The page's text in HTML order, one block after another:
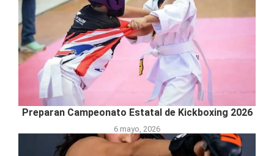
Preparan Campeonato Estatal de Kickboxing 2026
6 mayo, 2026